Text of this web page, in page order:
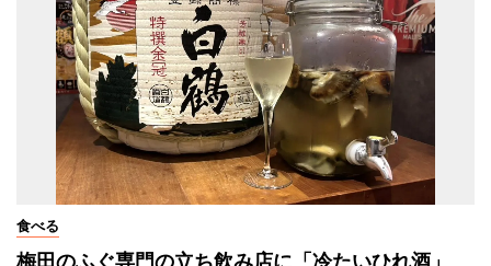
食べる
梅田のふぐ専門の立ち飲み店に「冷たいひれ酒」